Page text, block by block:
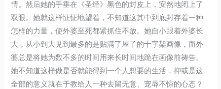
情。然后她的手垂在《圣经》黑色的封皮上，安然地闭上了
双眼。她就这样怔怔地望着，不知道这其中到底封存着一种
怎样的力量，使外婆至死都紧抓住不放。她自小跟着外婆长
大，从小到大见到最多的是贴满了屋子的十字架画像，而外
婆总是将她为数不多的时间用来长时间地跪在画像前祷告。
她不知道这样做是否就能得到一个人想要的生活，抑或是这
全部的意义就在于教给人一种去留无意、宠辱不惊的心态？